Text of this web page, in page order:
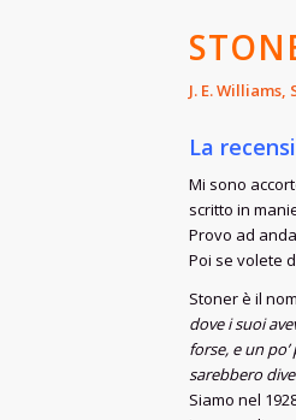
J. E.
La
Mi sono
scritto in
Provo ad
Poi se volete
Stoner è il
dove i suoi
forse, e un
sarebbero
Siamo nel